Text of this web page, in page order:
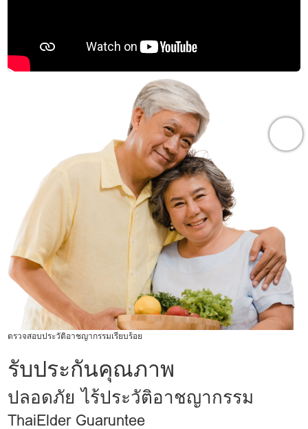
ตรวจสอบประวัติอาชญากรรมเรียบร้อย
รับประกันคุณภาพ
ปลอดภัย ไร้ประวัติอาชญากรรม
ThaiElder Guaruntee